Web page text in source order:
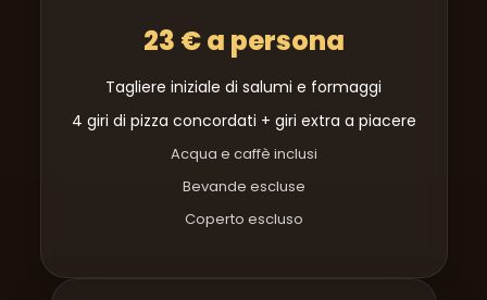
23 € a persona
Tagliere iniziale di salumi e formaggi
4 giri di pizza concordati + giri extra a piacere
Acqua e caffè inclusi
Bevande escluse
Coperto escluso